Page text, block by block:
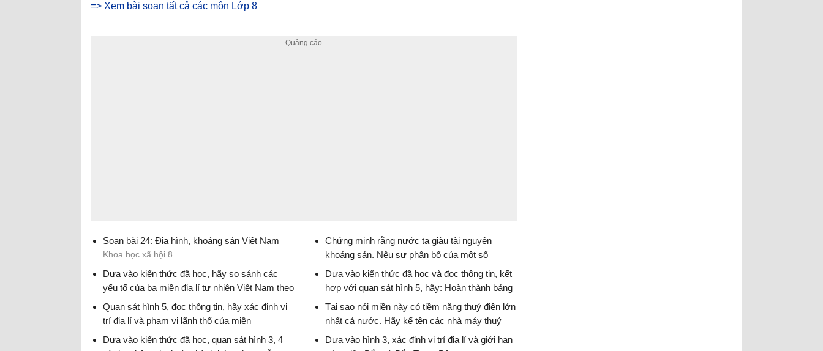
=> Xem bài soạn tất cả các môn Lớp 8
Soạn bài 24: Địa hình, khoáng sản Việt Nam
Khoa học xã hội 8
Chứng minh rằng nước ta giàu tài nguyên
khoáng sản. Nêu sự phân bố của một số
khoáng sản có trữ lượng lớn
Khoa học xã hội lớp 8
Dựa vào kiến thức đã học, hãy so sánh các
yếu tố của ba miền địa lí tự nhiên Việt Nam theo
bảng sau:
Dựa vào kiến thức đã học và đọc thông tin, kết
hợp với quan sát hình 5, hãy: Hoàn thành bảng
theo mẫu sau, cho biết tại sao mùa khô ở miền
này lại diễn ra gay gắt hơn so với hai miền phía
Quan sát hình 5, đọc thông tin, hãy xác định vị
trí địa lí và phạm vi lãnh thổ của miền
Tại sao nói miền này có tiềm năng thuỷ điện lớn
nhất cả nước. Hãy kể tên các nhà máy thuỷ
điện lớn trên sông Đà.
Dựa vào kiến thức đã học, quan sát hình 3, 4
Dựa vào hình 3, xác định vị trí địa lí và giới hạn